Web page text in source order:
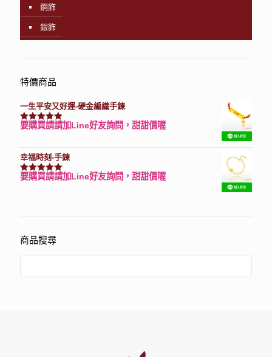
鋼飾
銀飾
特價商品
一生平安又好運-硬金編織手鍊
評分7740滿分 5
要購買請請加Line好友詢問，甜甜價喔
幸福時刻-手鍊
評分3150滿分 5
要購買請請加Line好友詢問，甜甜價喔
商品搜尋